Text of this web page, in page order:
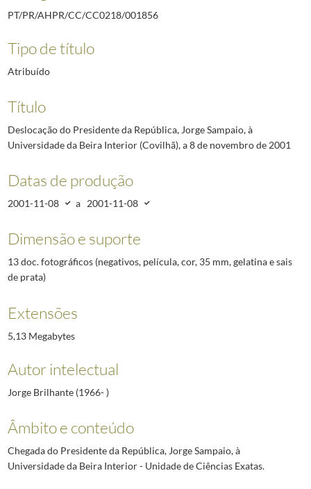
PT/PR/AHPR/CC/CC0218/001856
Tipo de título
Atribuído
Título
Deslocação do Presidente da República, Jorge Sampaio, à
Universidade da Beira Interior (Covilhã), a 8 de novembro de 2001
Datas de produção
2001-11-08 a 2001-11-08
Dimensão e suporte
13 doc. fotográficos (negativos, película, cor, 35 mm, gelatina e sais
de prata)
Extensões
5,13 Megabytes
Autor intelectual
Jorge Brilhante (1966- )
Âmbito e conteúdo
Chegada do Presidente da República, Jorge Sampaio, à
Universidade da Beira Interior - Unidade de Ciências Exatas.